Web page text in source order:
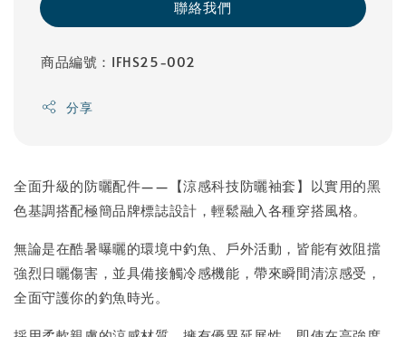
聯絡我們
商品編號：IFHS25-002
分享
全面升級的防曬配件——【涼感科技防曬袖套】以實用的黑
色基調搭配極簡品牌標誌設計，輕鬆融入各種穿搭風格。
無論是在酷暑曝曬的環境中釣魚、戶外活動，皆能有效阻擋
強烈日曬傷害，並具備接觸冷感機能，帶來瞬間清涼感受，
全面守護你的釣魚時光。